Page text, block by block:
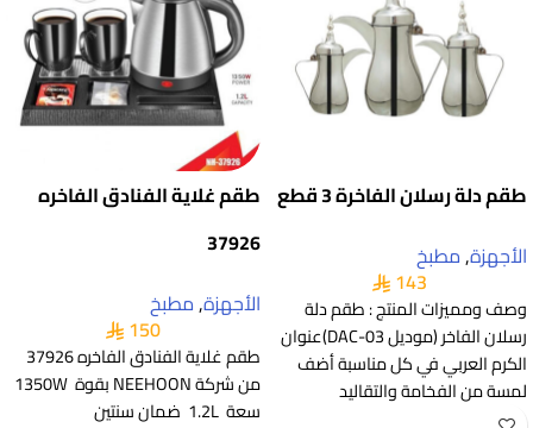
طقم دلة رسلان الفاخرة 3 قطع
الأجهزة,مطبخ
143
وصف ومميزات المنتج : طقم دلة
رسلان الفاخر (موديل DAC-03)عنوان
الكرم العربي في كل مناسبة أضف
لمسة من الفخامة والتقاليد
طقم غلاية الفنادق الفاخره
37926
الأجهزة,مطبخ
150
طقم غلاية الفنادق الفاخره 37926
من شركة NEEHOON بقوة 1350W
سعة 1.2L ضمان سنتين